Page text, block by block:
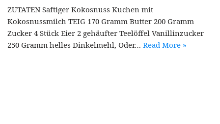
ZUTATEN Saftiger Kokosnuss Kuchen mit
Kokosnussmilch TEIG 170 Gramm Butter 200 Gramm
Zucker 4 Stück Eier 2 gehäufter Teelöffel Vanillinzucker
250 Gramm helles Dinkelmehl, Oder… Read More »